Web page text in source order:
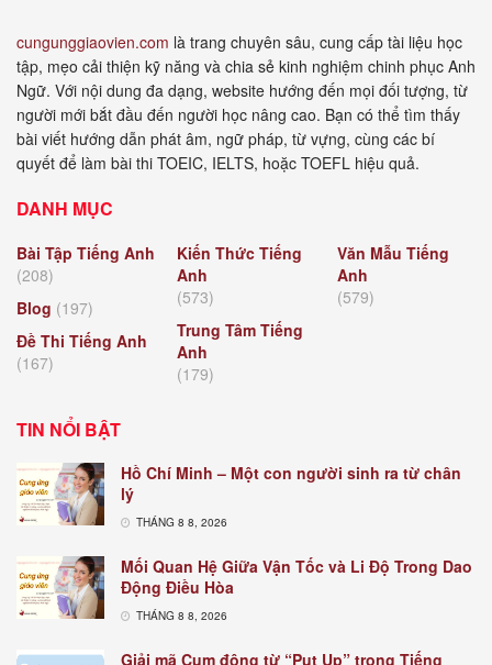
cungunggiaovien.com là trang chuyên sâu, cung cấp tài liệu học
tập, mẹo cải thiện kỹ năng và chia sẻ kinh nghiệm chinh phục Anh
Ngữ. Với nội dung đa dạng, website hướng đến mọi đối tượng, từ
người mới bắt đầu đến người học nâng cao. Bạn có thể tìm thấy
bài viết hướng dẫn phát âm, ngữ pháp, từ vựng, cùng các bí
quyết để làm bài thi TOEIC, IELTS, hoặc TOEFL hiệu quả.
DANH MỤC
Bài Tập Tiếng Anh
(208)
Blog (197)
Đề Thi Tiếng Anh
(167)
Kiến Thức Tiếng
Anh
(573)
Trung Tâm Tiếng
Anh
(179)
Văn Mẫu Tiếng
Anh
(579)
TIN NỔI BẬT
Hồ Chí Minh – Một con người sinh ra từ chân
lý
THÁNG 8 8, 2026
Mối Quan Hệ Giữa Vận Tốc và Li Độ Trong Dao
Động Điều Hòa
THÁNG 8 8, 2026
Giải mã Cụm động từ “Put Up” trong Tiếng